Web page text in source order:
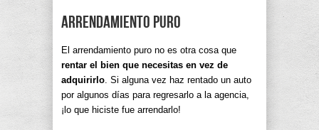
Arrendamiento Puro
El arrendamiento puro no es otra cosa que
rentar el bien que necesitas en vez de
adquirirlo . Si alguna vez haz rentado un auto
por algunos días para regresarlo a la agencia,
¡lo que hiciste fue arrendarlo!